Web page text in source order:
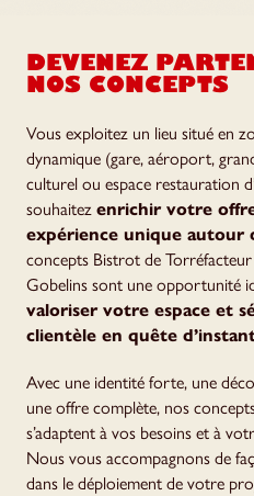
DEVENEZ
NOS CONCEPTS
Vous exploitez un lieu situé en
dynamique (gare, aéroport,
culturel ou espace restauration
souhaitez enrichir votre
expérience unique autour
concepts Bistrot de
Gobelins sont une opportunité
valoriser votre espace et
clientèle en quête
Avec une identité forte, une
une offre complète, nos
s’adaptent à vos besoins et à
Nous vous accompagnons de
dans le déploiement de votre